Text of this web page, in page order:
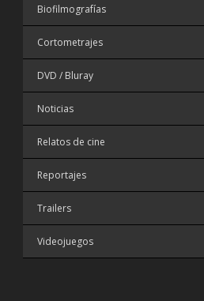
Biofilmografías
Cortometrajes
DVD / Bluray
Noticias
Relatos de cine
Reportajes
Trailers
Videojuegos